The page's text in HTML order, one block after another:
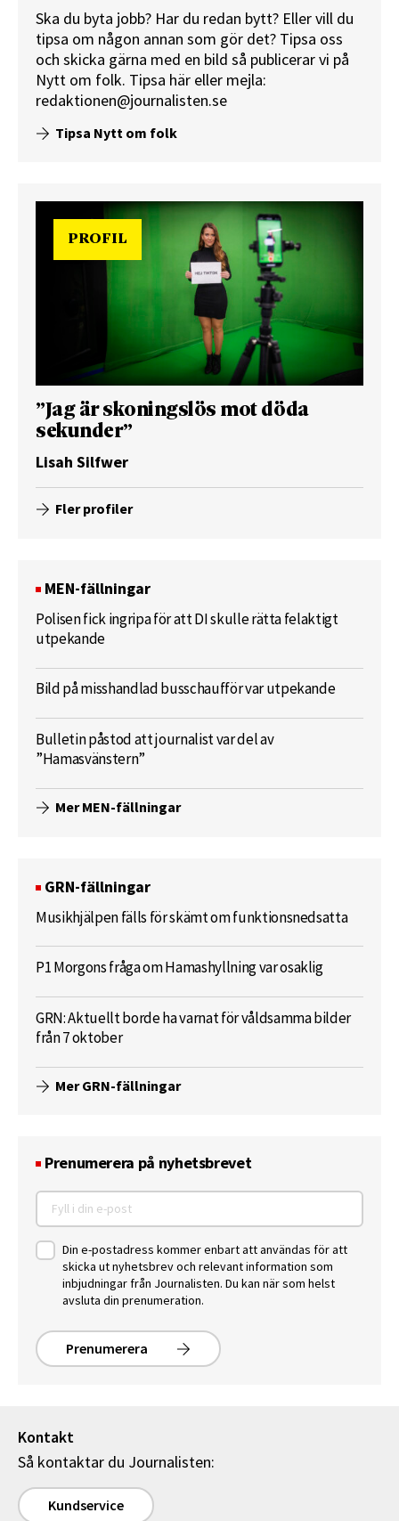
Ska du byta jobb? Har du redan bytt? Eller vill du
tipsa om någon annan som gör det? Tipsa oss
och skicka gärna med en bild så publicerar vi på
Nytt om folk. Tipsa här eller mejla:
redaktionen@journalisten.se
Tipsa Nytt om folk
PROFIL
”Jag är skoningslös mot döda
sekunder”
Lisah Silfwer
Fler profiler
MEN-fällningar
Polisen fick ingripa för att DI skulle rätta felaktigt
utpekande
Bild på misshandlad busschaufför var utpekande
Bulletin påstod att journalist var del av
”Hamasvänstern”
Mer MEN-fällningar
GRN-fällningar
Musikhjälpen fälls för skämt om funktionsnedsatta
P1 Morgons fråga om Hamashyllning var osaklig
GRN: Aktuellt borde ha varnat för våldsamma bilder
från 7 oktober
Mer GRN-fällningar
Prenumerera på nyhetsbrevet
Din e-postadress kommer enbart att användas för att
skicka ut nyhetsbrev och relevant information som
inbjudningar från Journalisten. Du kan när som helst
avsluta din prenumeration.
Prenumerera
Kontakt
Så kontaktar du Journalisten:
Kundservice